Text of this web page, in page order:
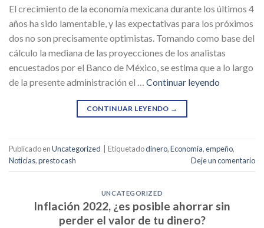
El crecimiento de la economía mexicana durante los últimos 4
años ha sido lamentable, y las expectativas para los próximos
dos no son precisamente optimistas. Tomando como base del
cálculo la mediana de las proyecciones de los analistas
encuestados por el Banco de México, se estima que a lo largo
de la presente administración el … Continuar leyendo
CONTINUAR LEYENDO →
Publicado enUncategorized Etiquetadodinero,Economía,empeño,
Noticias,presto cash Deje un comentario
UNCATEGORIZED
Inflación 2022, ¿es posible ahorrar sin
perder el valor de tu dinero?